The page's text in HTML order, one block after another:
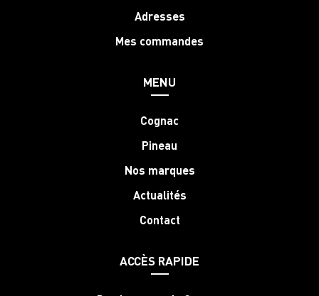
Adresses
Mes commandes
MENU
Cognac
Pineau
Nos marques
Actualités
Contact
ACCÈS RAPIDE